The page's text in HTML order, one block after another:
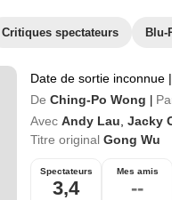
Critiques spectateurs Blu-
Date de sortie inconnue |
De Ching-Po Wong
Avec Andy Lau Jacky
Titre original Gong Wu
Spectateurs
3,4
Mes amis
--